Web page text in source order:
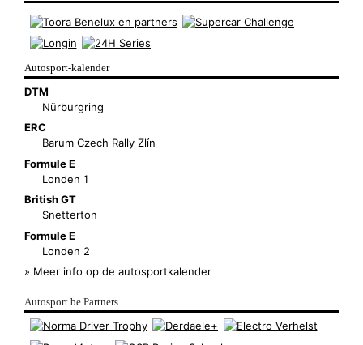
Autosport-kalender
DTM
Nürburgring
ERC
Barum Czech Rally Zlín
Formule E
Londen 1
British GT
Snetterton
Formule E
Londen 2
» Meer info op de autosportkalender
Autosport.be Partners